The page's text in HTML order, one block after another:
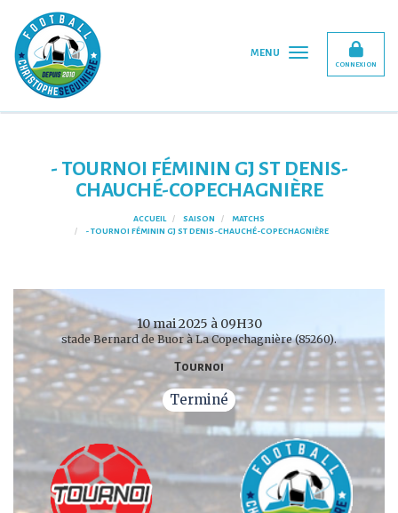
CONNEXION
MENU
- TOURNOI FÉMININ GJ ST DENIS-
CHAUCHÉ-COPECHAGNIÈRE
ACCUEIL SAISON
MATCHS
- TOURNOI FÉMININ GJ ST DENIS-CHAUCHÉ-COPECHAGNIÈRE
10 mai 2025 à 09H30
stade Bernard de Buor à La Copechagnière (85260).
Tournoi
Terminé
Panneau de gestion des cookies